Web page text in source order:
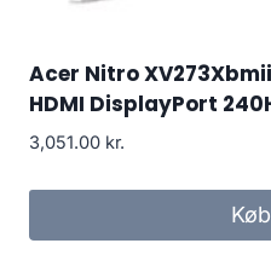
Acer Nitro
HDMI DisplayPort
3,051.00 kr.